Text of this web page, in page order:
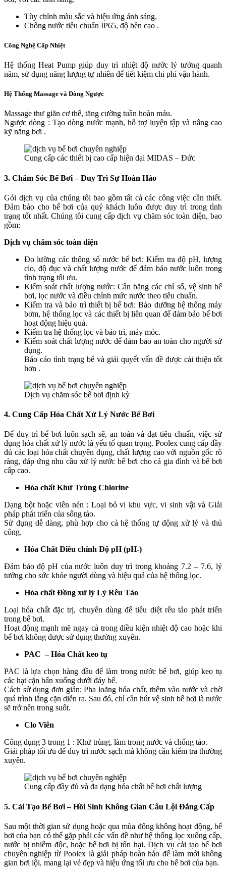
Tùy chỉnh màu sắc và hiệu ứng ánh sáng.
Chống nước tiêu chuẩn IP65, độ bền cao​ .
Công Nghệ Cấp Nhiệt
Hệ thống Heat Pump giúp duy trì nhiệt độ nước lý tưởng quanh
năm, sử dụng năng lượng tự nhiên để tiết kiệm chi phí vận hành.
Hệ Thống Massage và Dòng Ngược
Massage thư giãn cơ thể, tăng cường tuần hoàn máu.
Ngược dòng : Tạo dòng nước mạnh, hỗ trợ luyện tập và nâng cao
kỹ năng bơi​ .
Cung cấp các thiết bị cao cấp hiện đại MIDAS – Đức
3. Chăm Sóc Bể Bơi – Duy Trì Sự Hoàn Hảo
Gói dịch vụ của chúng tôi bao gồm tất cả các công việc cần thiết.
Đảm bảo cho bể bơi của quý khách luôn được duy trì trong tình
trạng tốt nhất. Chúng tôi cung cấp dịch vụ chăm sóc toàn diện, bao
gồm:
Dịch vụ chăm sóc toàn diện
Đo lường các thông số nước bể bơi: Kiểm tra độ pH, lượng
clo, độ đục và chất lượng nước để đảm bảo nước luôn trong
tình trạng tối ưu.
Kiểm soát chất lượng nước: Cân bằng các chỉ số, vệ sinh bể
bơi, lọc nước và điều chỉnh mức nước theo tiêu chuẩn.
Kiểm tra và bảo trì thiết bị bể bơi: Bảo dưỡng hệ thống máy
bơm, hệ thống lọc và các thiết bị liên quan để đảm bảo bể bơi
hoạt động hiệu quả.
Kiểm tra hệ thống lọc và bảo trì, máy móc.
Kiểm soát chất lượng nước để đảm bảo an toàn cho người sử
dụng.
Báo cáo tình trạng bể và giải quyết vấn đề được cải thiện tốt
hơn .
Dịch vụ chăm sóc bể bơi định kỳ
4. Cung Cấp Hóa Chất Xử Lý Nước Bể Bơi
Để duy trì bể bơi luôn sạch sẽ, an toàn và đạt tiêu chuẩn, việc sử
dụng hóa chất xử lý nước là yếu tố quan trọng. Poolex cung cấp đầy
đủ các loại hóa chất chuyên dụng, chất lượng cao với nguồn gốc rõ
ràng, đáp ứng nhu cầu xử lý nước bể bơi cho cả gia đình và bể bơi
cấp cao.
Hóa chất Khử Trùng Chlorine
Dạng bột hoặc viên nén : Loại bỏ vi khu vực, vi sinh vật và Giải
pháp phát triển của sống tảo.
Sử dụng dễ dàng, phù hợp cho cả hệ thống tự động xử lý và thủ
công.
Hóa Chất Điều chỉnh Độ pH (pH-)
Đảm bảo độ pH của nước luôn duy trì trong khoảng 7.2 – 7.6, lý
tưởng cho sức khỏe người dùng và hiệu quả của hệ thống lọc.
Hóa chất Đồng xử lý Lý Rêu Tảo
Loại hóa chất đặc trị, chuyên dùng để tiêu diệt rêu tảo phát triển
trong bể bơi.
Hoạt động mạnh mẽ ngay cả trong điều kiện nhiệt độ cao hoặc khi
bể bơi không được sử dụng thường xuyên.
PAC – Hóa Chất keo tụ
PAC là lựa chọn hàng đầu để làm trong nước bể bơi, giúp keo tụ
các hạt cặn bẩn xuống dưới đáy bể.
Cách sử dụng đơn giản: Pha loãng hóa chất, thêm vào nước và chờ
quá trình lắng cặn diễn ra. Sau đó, chỉ cần hút vệ sinh bể bơi là nước
sẽ trở nên trong suốt.
Clo Viên
Công dụng 3 trong 1 : Khử trùng, làm trong nước và chống tảo.
Giải pháp tối ưu để duy trì nước sạch mà không cần kiểm tra thường
xuyên.
Cung cấp đầy đủ và đa dạng hóa chất bể hơi chất lượng
5. Cải Tạo Bể Bơi – Hồi Sinh Không Gian Câu Lội Đẳng Cấp
Sau một thời gian sử dụng hoặc qua mùa đông không hoạt động, bể
bơi của bạn có thể gặp phải các vấn đề như hệ thống lọc xuống cấp,
nước bị nhiễm độc, hoặc bể bơi bị tổn hại. Dịch vụ cải tạo bể bơi
chuyên nghiệp từ Poolex là giải pháp hoàn hảo để làm mới không
gian bơi lội, mang lại vẻ đẹp và hiệu ứng tối ưu cho bể bơi của bạn.